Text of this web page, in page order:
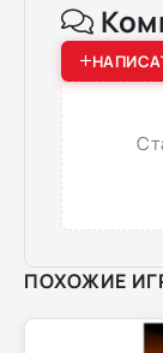
ПОХОЖИЕ